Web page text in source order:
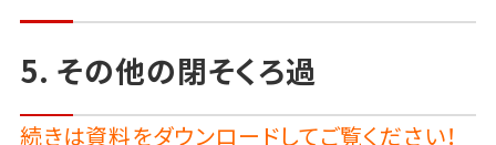
5. その他の閉そくろ過
続きは資料をダウンロードしてご覧ください！